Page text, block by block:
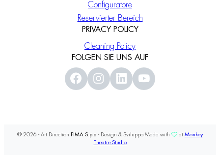
Configuratore
Reservierter Bereich
PRIVACY POLICY
Cleaning Policy
FOLGEN SIE UNS AUF
© 2026 - Art Direction FIMA S.p.a - Design & Sviluppo Made with at Monkey
Theatre Studio